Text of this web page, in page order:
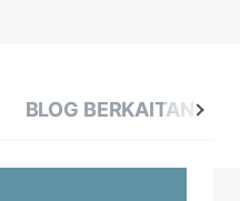
BLOG BERKAITAN